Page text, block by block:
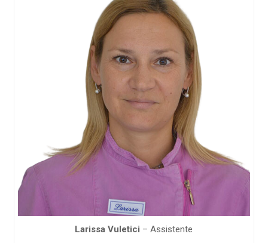
Larissa Vuletici – Assistente